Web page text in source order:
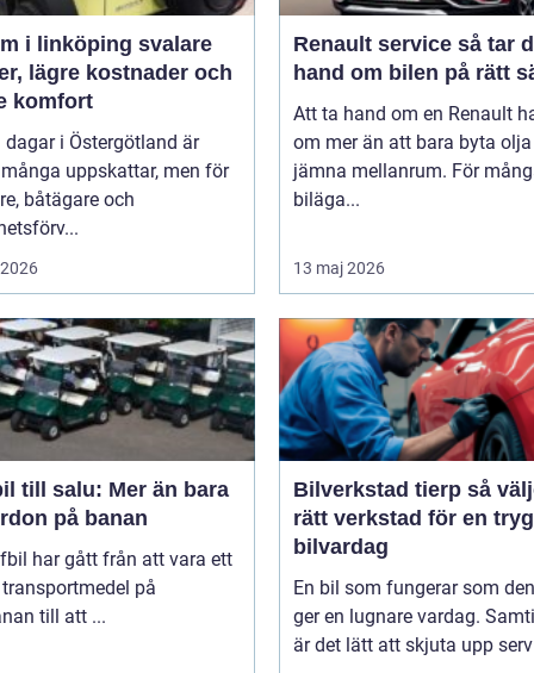
linköping svalare
lägre kostnader och
komfort
dagar i Östergötland är
uppskattar, men för
båtägare och
Renault service så tar du
hand om bilen på rätt
Att ta hand om en Renault
om mer än att bara byta
jämna mellanrum. För
biläga...
13 maj 2026
till salu: Mer än bara
på banan
har gått från att vara ett
på
till att ...
Bilverkstad tierp så väljer du
rätt verkstad för en
bilvardag
En bil som fungerar som
ger en lugnare vardag.
är det lätt att skjuta upp